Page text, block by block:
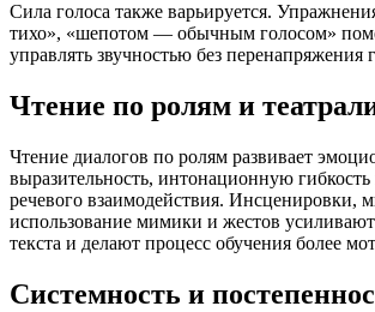
Сила голоса также варьируется.
тихо», «шепотом — обычным голосом»
управлять звучностью без перенапряжения
Чтение по ролям и
Чтение диалогов по ролям развивает
выразительность, интонационную
речевого взаимодействия. Инсценировки,
использование мимики и жестов
текста и делают процесс обучения более
Системность и